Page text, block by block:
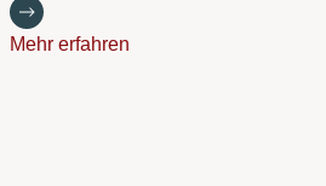
Mehr erfahren